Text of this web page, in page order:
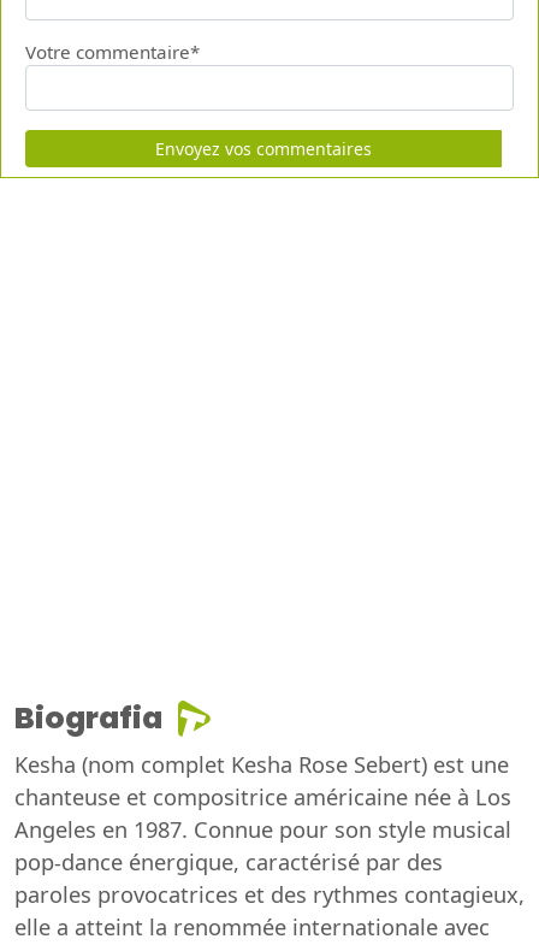
Votre commentaire*
Envoyez vos commentaires
Biografia
Kesha (nom complet Kesha Rose Sebert) est une
chanteuse et compositrice américaine née à Los
Angeles en 1987. Connue pour son style musical
pop-dance énergique, caractérisé par des
paroles provocatrices et des rythmes contagieux,
elle a atteint la renommée internationale avec